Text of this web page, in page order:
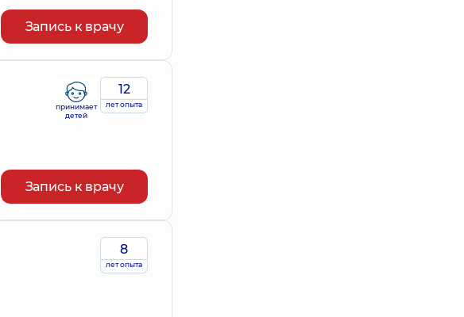
Запись к врачу
12
лет опыта
принимает
детей
Запись к врачу
8
лет опыта